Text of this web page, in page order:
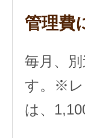
管理費
毎月、
す。
※レ
は、